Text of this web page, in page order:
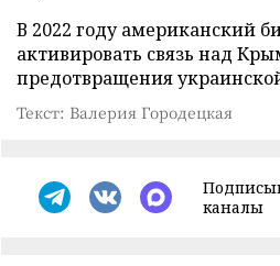
В 2022 году американский
активировать связь над
предотвращения
Текст: Валерия Городецкая
каналы